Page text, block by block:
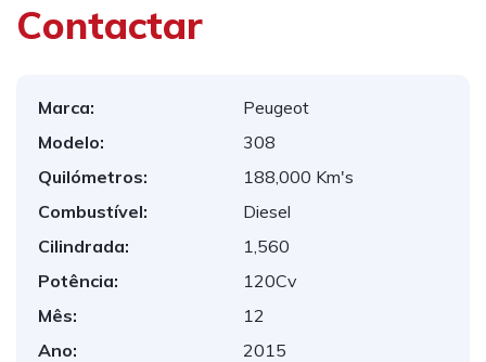
Contactar
Marca:
Peugeot
Modelo:
308
Quilómetros:
188,000 Km's
Combustível:
Diesel
Cilindrada:
1,560
Potência:
120Cv
Mês:
12
Ano:
2015